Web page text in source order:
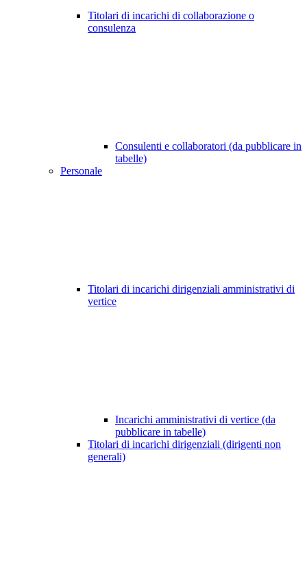
Titolari di incarichi di collaborazione o
consulenza
Consulenti e collaboratori (da pubblicare in
tabelle)
Personale
Titolari di incarichi dirigenziali amministrativi di
vertice
Incarichi amministrativi di vertice (da
pubblicare in tabelle)
Titolari di incarichi dirigenziali (dirigenti non
generali)